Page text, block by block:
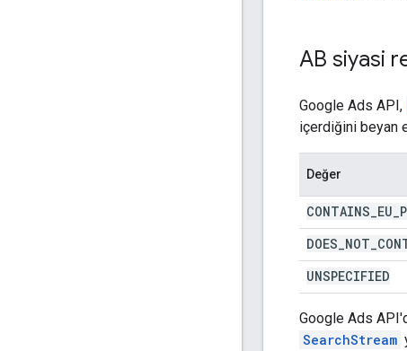
AB siyasi
Google Ads API,
içerdiğini beyan
Değer
CONTAINS EU
DOES NOT
UNSPECIFIED
Google Ads
SearchStream